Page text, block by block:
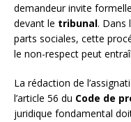
demandeur invite
devant le tribunal. Dans
parts sociales, cette
le non-respect peut
La rédaction de
l’article 56 du Code de
juridique fondamental